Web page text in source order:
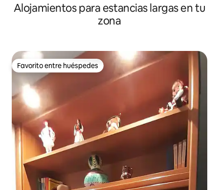
Alojamientos para estancias largas en tu
zona
Favorito entre huéspedes
Favorito entre huéspedes